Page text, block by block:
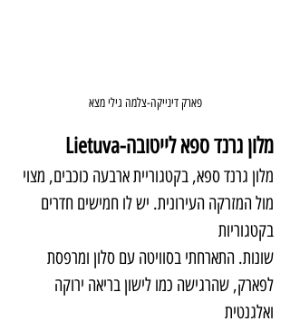
פארק דינייקה-צלמה גילי מצא
מלון גרנד ספא לייטובה-Lietuva
מלון גרנד ספא, בקטגוריית ארבעה כוכבים, מצוי
מול המזרקה העירונית. יש לו חמישים חדרים
בקטגוריות
שונות. התארחתי בסוויטה עם סלון ומרפסת
לפארק, שהרגישה כמו לישון בריאה ירוקה
ואלגנטית